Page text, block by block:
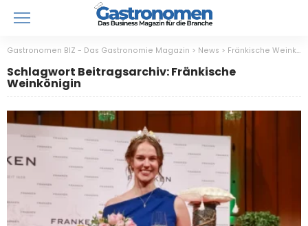
Gastronomen BIZ - Das Gastronomie Magazin > News > Fränkische Weinkönigin
Schlagwort Beitragsarchiv: Fränkische
Weinkönigin